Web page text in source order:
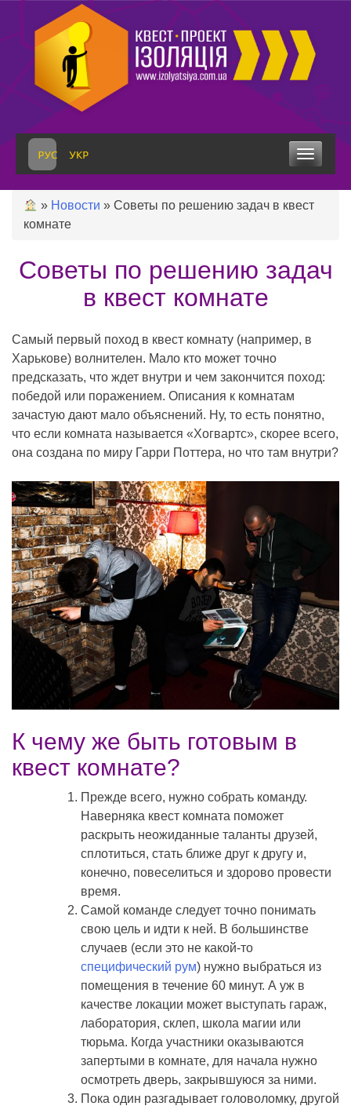
content
Toggle
navigation
» Новости »Советы по решению задач в квест
комнате
Советы по решению задач
в квест комнате
Самый первый поход в квест комнату (например, в
Харькове) волнителен. Мало кто может точно
предсказать, что ждет внутри и чем закончится поход:
победой или поражением. Описания к комнатам
зачастую дают мало объяснений. Ну, то есть понятно,
что если комната называется «Хогвартс», скорее всего,
она создана по миру Гарри Поттера, но что там внутри?
К чему же быть готовым в
квест комнате?
Прежде всего, нужно собрать команду.
Наверняка квест комната поможет
раскрыть неожиданные таланты друзей,
сплотиться, стать ближе друг к другу и,
конечно, повеселиться и здорово провести
время.
Самой команде следует точно понимать
свою цель и идти к ней. В большинстве
случаев (если это не какой-то
специфический рум) нужно выбраться из
помещения в течение 60 минут. А уж в
качестве локации может выступать гараж,
лаборатория, склеп, школа магии или
тюрьма. Когда участники оказываются
запертыми в комнате, для начала нужно
осмотреть дверь, закрывшуюся за ними.
Пока один разгадывает головоломку, другой